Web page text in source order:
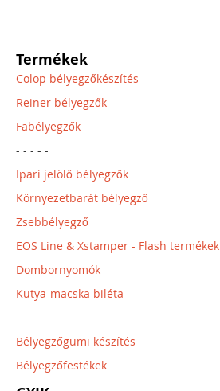
Termékek
Colop bélyegzőkészítés
Reiner bélyegzők
Fabélyegzők
- - - - -
Ipari jelölő bélyegzők
Környezetbarát bélyegző
Zsebbélyegző
EOS Line & Xstamper - Flash termékek
Dombornyomók
Kutya-macska biléta
- - - - -
Bélyegzőgumi készítés
Bélyegzőfestékek